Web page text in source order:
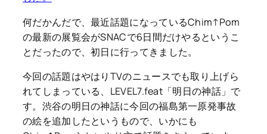
何だかんだで、最近話題になっているChim↑Pom
の最新の展覧会がSNACで6日間だけやるというこ
とだったので、初日に行ってきました。
今回の話題はやはりTVのニュースでも取り上げら
れてしまっている、LEVEL7.feat「明日の神話」で
す。渋谷の明日の神話に今回の福島第一原発事故
の絵を追加したというもので、いかにも